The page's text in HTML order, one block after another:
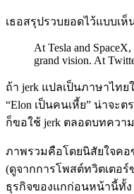
เธอสรุปรวบยอดไว้แบบเ
At Tesla and
grand vision. At
ถ้า jerk แปลเป็นภาษาไท
“Elon เป็นคนเหี้ย” น่าจะ
ก็ขอใช้ jerk ตลอดบทควา
ภาพรวมคือโดยนิสัยใจคอ
(ดูจากการโพสต์ทวิตเตอ
ธุรกิจของแกก่อนหน้านี้ทั้ง